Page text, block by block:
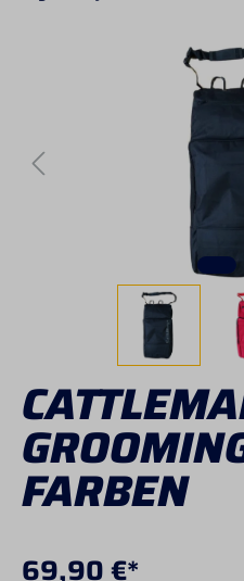
Bildergalerie überspringen
FARBEN
69,90 €*